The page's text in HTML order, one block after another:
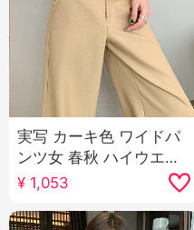
実写 カーキ色 ワイドパ
ンツ女 春秋 ハイウエス
ト 垂 感 狭い 版 スリム
効果 スーツパンツ カジ
ュアル ストレートパン
¥ 1,053